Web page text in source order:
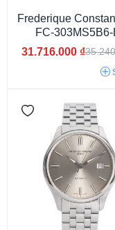
Dây màu xanh
Dây phối màu
Frederique
FC-
31.716.000 ₫